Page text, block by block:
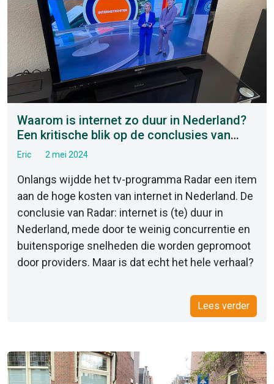
Waarom is internet zo duur in Nederland?
Een kritische blik op de conclusies van
Radar
Eric 2 mei 2024
Onlangs wijdde het tv-programma Radar een item
aan de hoge kosten van internet in Nederland. De
conclusie van Radar: internet is (te) duur in
Nederland, mede door te weinig concurrentie en
buitensporige snelheden die worden gepromoot
door providers. Maar is dat echt het hele verhaal?
Lees verder